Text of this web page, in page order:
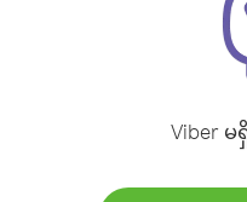
Viber